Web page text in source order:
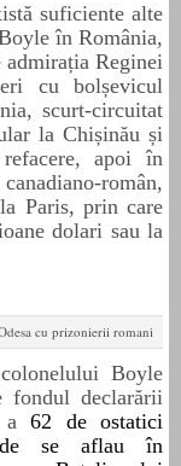
suficiente alte
în România,
Reginei
cu bolșevicul
scurt-circuitat
la Chișinău și
apoi în
român,
Paris, prin care
dolari sau la
cu prizonierii romani
Boyle
fondul declarării
a62 de ostatici
se aflau în